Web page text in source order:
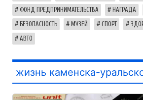
ФОНД ПРЕДПРИНИМАТЕЛЬСТВА НАГРАДА
БЕЗОПАСНОСТЬ МУЗЕЙ СПОРТ
АВТО
жизнь каменска-